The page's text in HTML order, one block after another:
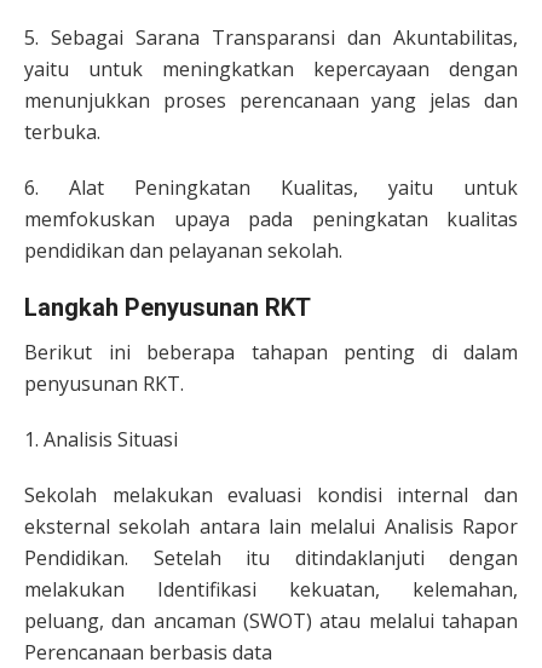
5. Sebagai Sarana Transparansi dan Akuntabilitas,
yaitu untuk meningkatkan kepercayaan dengan
menunjukkan proses perencanaan yang jelas dan
terbuka.
6. Alat Peningkatan Kualitas, yaitu untuk
memfokuskan upaya pada peningkatan kualitas
pendidikan dan pelayanan sekolah.
Langkah Penyusunan RKT
Berikut ini beberapa tahapan penting di dalam
penyusunan RKT.
1. Analisis Situasi
Sekolah melakukan evaluasi kondisi internal dan
eksternal sekolah antara lain melalui Analisis Rapor
Pendidikan. Setelah itu ditindaklanjuti dengan
melakukan Identifikasi kekuatan, kelemahan,
peluang, dan ancaman (SWOT) atau melalui tahapan
Perencanaan berbasis data